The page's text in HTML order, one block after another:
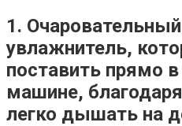
1.
увлажнитель,
поставить прямо
машине,
легко дышать на